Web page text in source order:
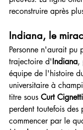
reconstruire après
Indiana, le
Personne n'aurait pu
trajectoire d'Indiana,
équipe de l'histoire
universitaire à
titre sous Curt Cignetti
perdent toutefois des
commencer par le